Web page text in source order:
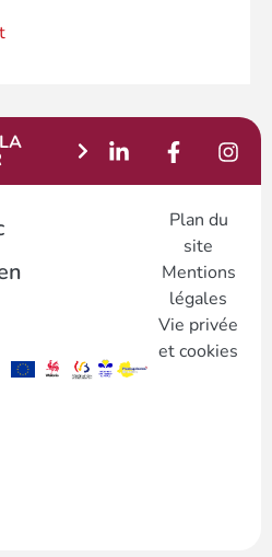
Plan du
site
Mentions
légales
Vie privée
et cookies